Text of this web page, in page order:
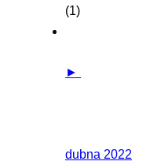
(1)
►
dubna 2022